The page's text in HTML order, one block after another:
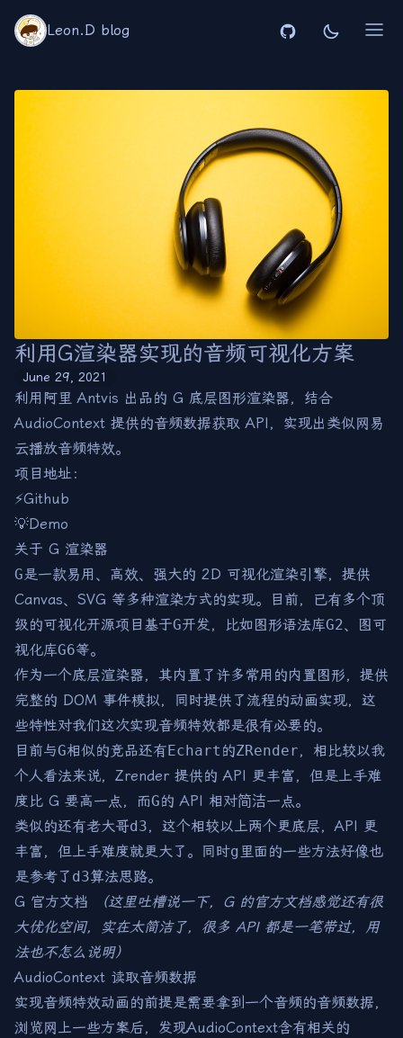
Leon.D blog
利用G渲染器实现的音频可视化方案
June 29, 2021
利用阿里 Antvis 出品的 G 底层图形渲染器，结合
AudioContext 提供的音频数据获取 API，实现出类似网易
云播放音频特效。
项目地址：
⚡Github
💡Demo
关于 G 渲染器
G是一款易用、高效、强大的 2D 可视化渲染引擎，提供
Canvas、SVG 等多种渲染方式的实现。目前，已有多个顶
级的可视化开源项目基于G开发，比如图形语法库G2、图可
视化库G6等。
作为一个底层渲染器，其内置了许多常用的内置图形，提供
完整的 DOM 事件模拟，同时提供了流程的动画实现，这
些特性对我们这次实现音频特效都是很有必要的。
目前与G相似的竞品还有 Echart 的ZRender，相比较以我
个人看法来说，Zrender 提供的 API 更丰富，但是上手难
度比 G 要高一点，而G的 API 相对简洁一点。
类似的还有老大哥d3，这个相较以上两个更底层，API 更
丰富，但上手难度就更大了。同时g 里面的一些方法好像也
是参考了 d3算法思路。
G 官方文档
（这里吐槽说一下，G 的官方文档感觉还有很
大优化空间，实在太简洁了，很多 API 都是一笔带过，用
法也不怎么说明）
AudioContext 读取音频数据
实现音频特效动画的前提是需要拿到一个音频的音频数据，
浏览网上一些方案后，发现AudioContext含有相关的